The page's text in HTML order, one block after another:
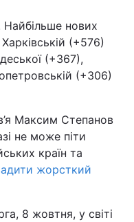
Найбільше нових
(+576)
(+367),
(+306)
Максим Степанов
не може піти
країн та
жорсткий
8 жовтня, у світі